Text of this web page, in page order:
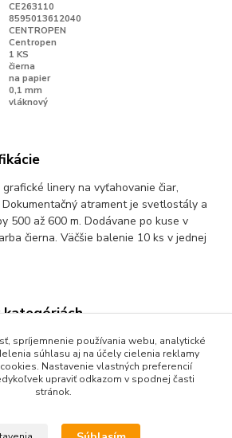
CE263110
8595013612040
CENTROPEN
Centropen
1 KS
čierna
na papier
0,1 mm
vláknový
linery na vyťahovanie čiar,
atrament je svetlostály a
500 až 600 m. Dodávane po kuse v
čierna. Väčšie balenie 10 ks v jednej
kategóriách
spríjemnenie používania webu, analytické
súhlasu aj na účely cielenia reklamy
Nastavenie vlastných preferencií
upraviť odkazom v spodnej časti
stránok.